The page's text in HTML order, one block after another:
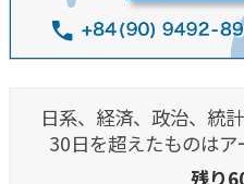
日系、経済、政治、統
30日を超えたものは
残り